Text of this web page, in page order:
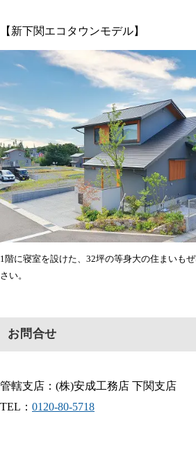
【新下関エコタウンモデル】
1階に寝室を設けた、32坪の等身大の住まいも
さい。
お問合せ
管轄支店：(株)安成工務店 下関支店
TEL： 0120-80-5718